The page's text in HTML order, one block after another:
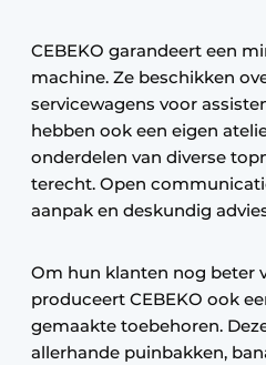
CEBEKO garandeert een
machine. Ze beschikken
servicewagens voor
hebben ook een eigen
onderdelen van diverse
terecht. Open
aanpak en deskundig
Om hun klanten nog beter
produceert CEBEKO ook
gemaakte toebehoren.
allerhande puinbakken,